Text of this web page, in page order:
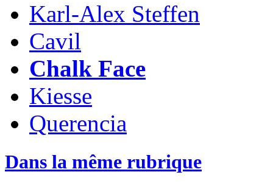
Karl-Alex Steffen
Cavil
Chalk Face
Kiesse
Querencia
Dans la même rubrique